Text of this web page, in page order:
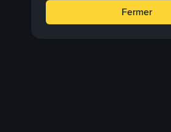
Fermer